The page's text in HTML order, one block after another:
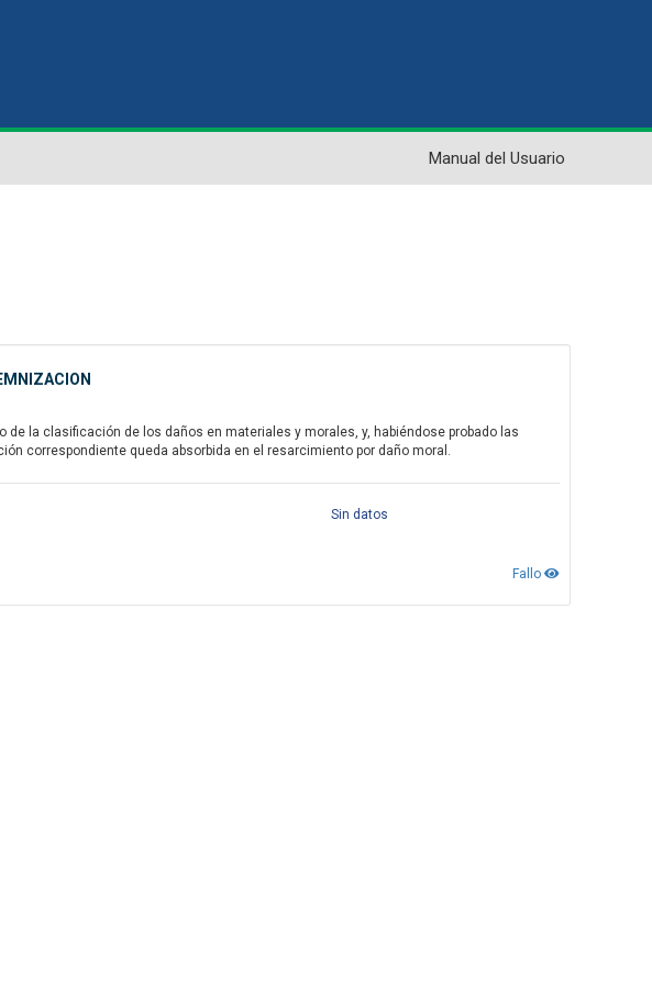
Manual del Usuario
la clasificación de los daños en materiales y morales, y, habiéndose probado las
correspondiente queda absorbida en el resarcimiento por daño moral.
Sin datos
Fallo